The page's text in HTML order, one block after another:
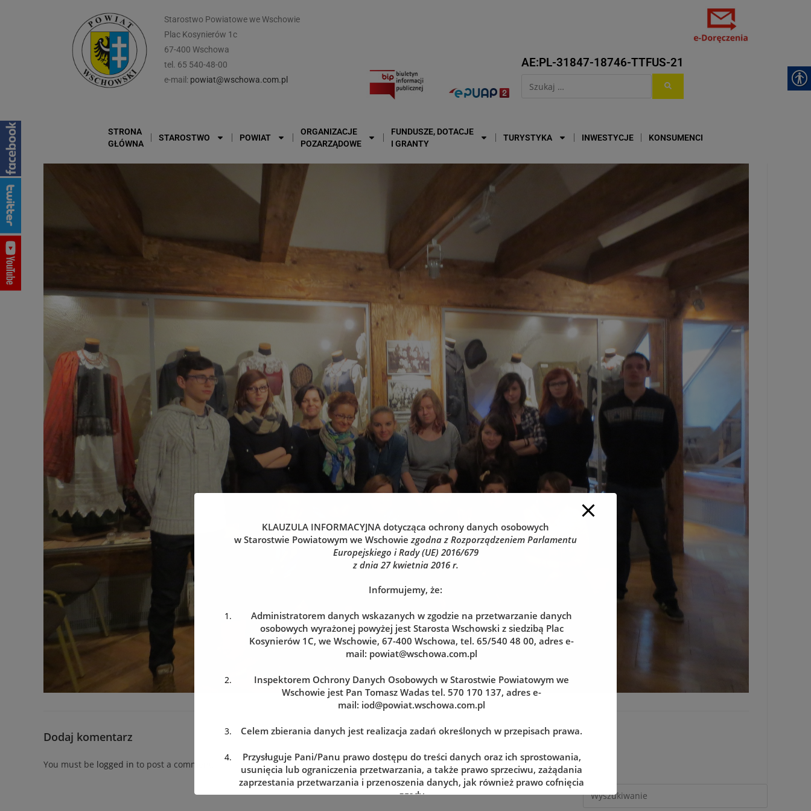
Starostwo Powiatowe we Wschowie
Plac Kosynierów 1c
67-400 Wschowa
tel. 65 540-48-00
e-mail: powiat@wschowa.com.pl
AE:PL-31847-18746-TTFUS-21
STRONA
GŁÓWNA
STAROSTWO POWIAT
ORGANIZACJE
POZARZĄDOWE
FUNDUSZE, DOTACJE
I GRANTY
TURYSTYKA INWESTYCJE KONSUMENCI
Dodaj komentarz
You must be logged in to post a comment.
KLAUZULA INFORMACYJNA dotycząca ochrony danych osobowych
w Starostwie Powiatowym we Wschowie zgodna z Rozporządzeniem Parlamentu
Europejskiego i Rady (UE) 2016/679
z dnia 27 kwietnia 2016 r.
Informujemy, że:
Administratorem danych wskazanych w zgodzie na przetwarzanie danych
osobowych wyrażonej powyżej jest Starosta Wschowski z siedzibą Plac
Kosynierów 1C, we Wschowie, 67-400 Wschowa, tel. 65/540 48 00, adres e-
mail: powiat@wschowa.com.pl
Inspektorem Ochrony Danych Osobowych w Starostwie Powiatowym we
Wschowie jest Pan Tomasz Wadas tel. 570 170 137, adres e-
mail: iod@powiat.wschowa.com.pl
Celem zbierania danych jest realizacja zadań określonych w przepisach prawa.
Przysługuje Pani/Panu prawo dostępu do treści danych oraz ich sprostowania,
usunięcia lub ograniczenia przetwarzania, a także prawo sprzeciwu, zażądania
zaprzestania przetwarzania i przenoszenia danych, jak również prawo cofnięcia
zgody